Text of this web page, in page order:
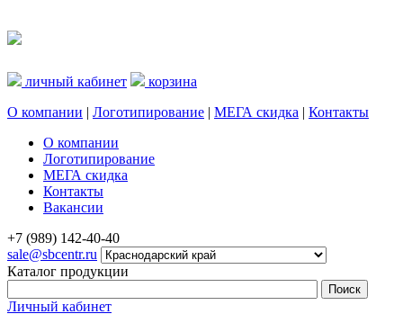
личный кабинет
корзина
О компании | Логотипирование | МЕГА скидка | Контакты
О компании
Логотипирование
МЕГА скидка
Контакты
Вакансии
+7 (989) 142-40-40
sale@sbcentr.ru
Каталог продукции
Личный кабинет